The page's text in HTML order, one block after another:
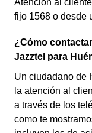
Atención al
fijo 1568 o desde
¿Cómo
Jazztel para
Un ciudadano de
la atención al
a través de los
como te